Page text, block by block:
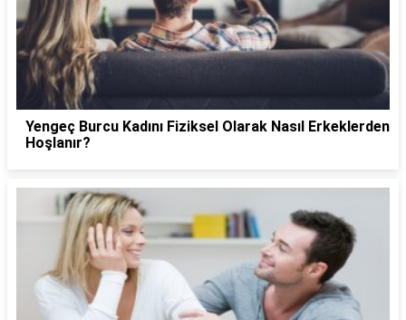
Yengeç Burcu Kadını Fiziksel Olarak Nasıl Erkeklerden
Hoşlanır?